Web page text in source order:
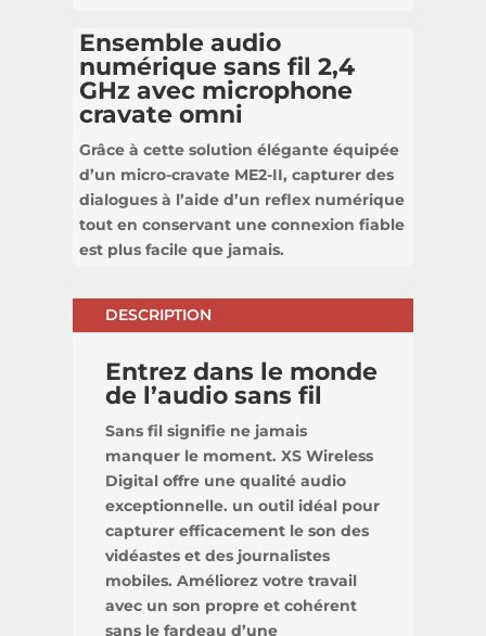
Ensemble audio
numérique sans fil 2,4
GHz avec microphone
cravate omni
Grâce à cette solution élégante équipée
d’un micro-cravate ME2-II, capturer des
dialogues à l’aide d’un reflex numérique
tout en conservant une connexion fiable
est plus facile que jamais.
DESCRIPTION
Entrez dans le monde
de l’audio sans fil
Sans fil signifie ne jamais
manquer le moment. XS Wireless
Digital offre une qualité audio
exceptionnelle. un outil idéal pour
capturer efficacement le son des
vidéastes et des journalistes
mobiles. Améliorez votre travail
avec un son propre et cohérent
sans le fardeau d’une